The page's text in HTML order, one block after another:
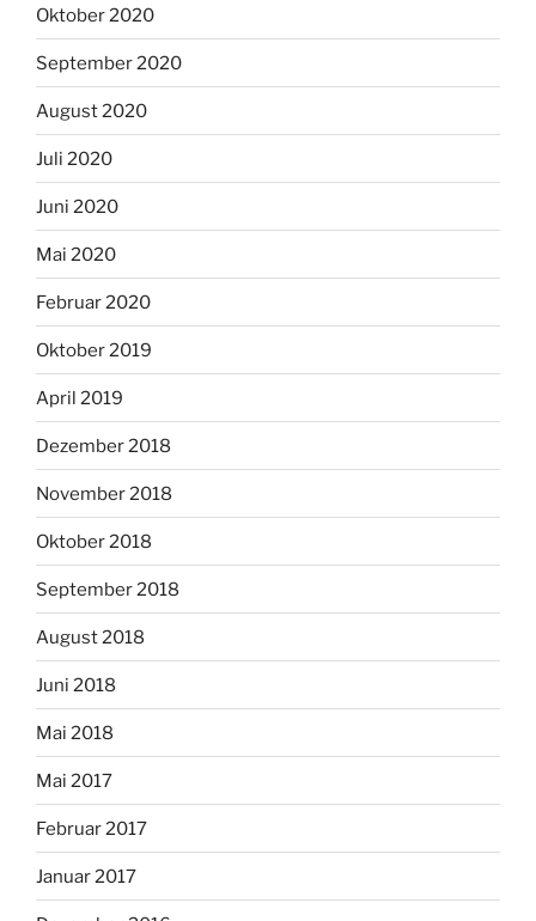
Oktober 2020
September 2020
August 2020
Juli 2020
Juni 2020
Mai 2020
Februar 2020
Oktober 2019
April 2019
Dezember 2018
November 2018
Oktober 2018
September 2018
August 2018
Juni 2018
Mai 2018
Mai 2017
Februar 2017
Januar 2017